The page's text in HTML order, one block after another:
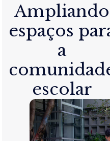
Ampliando
espaços
a
escolar